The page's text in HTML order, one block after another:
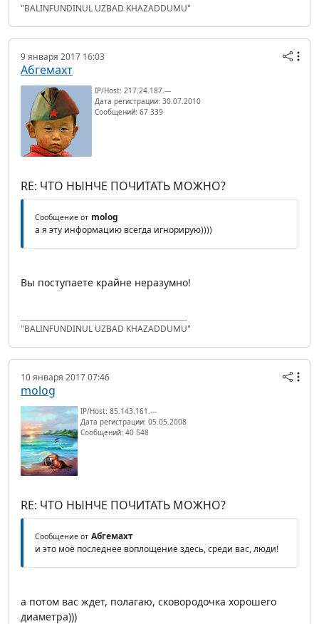
"BALINFUNDINUL UZBAD KHAZADDUMU"
9 января 2017 16:03
Абгемахт
IP/Host: 217.24.187.---
Дата регистрации: 30.07.2010
Сообщений: 67 339
RE: ЧТО НЫНЧЕ ПОЧИТАТЬ МОЖНО?
Сообщение от molog
а я эту информацию всегда игнорирую))))
Вы поступаете крайне неразумно!
"BALINFUNDINUL UZBAD KHAZADDUMU"
10 января 2017 07:46
molog
IP/Host: 85.143.161.---
Дата регистрации: 05.05.2008
Сообщений: 40 548
RE: ЧТО НЫНЧЕ ПОЧИТАТЬ МОЖНО?
Сообщение от Абгемахт
и это моё последнее воплощение здесь, среди вас, люди!
а потом вас ждет, полагаю, сковородочка хорошего
диаметра)))